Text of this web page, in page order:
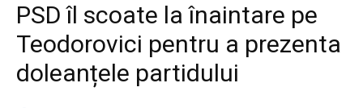
PSD îl scoate la înaintare pe
Teodorovici pentru a prezenta
doleanțele partidului